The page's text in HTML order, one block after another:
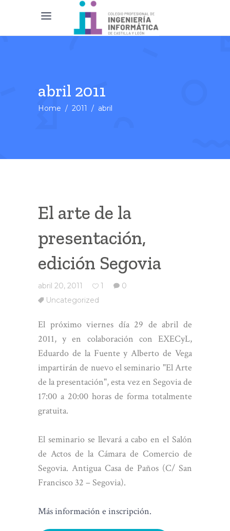
abril 2011
Home / 2011 / abril
El arte de la
presentación,
edición Segovia
abril 20, 2011 1
0
Uncategorized
El próximo viernes día 29 de abril de
2011, y en colaboración con EXECyL,
Eduardo de la Fuente y Alberto de Vega
impartirán de nuevo el seminario "El Arte
de la presentación", esta vez en Segovia de
17:00 a 20:00 horas de forma totalmente
gratuita.
El seminario se llevará a cabo en el Salón
de Actos de la Cámara de Comercio de
Segovia. Antigua Casa de Paños (C/ San
Francisco 32 – Segovia).
Más información e inscripción.